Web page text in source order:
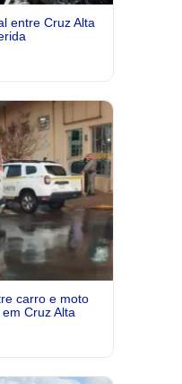
entre Cruz Alta
carro e moto
Cruz Alta